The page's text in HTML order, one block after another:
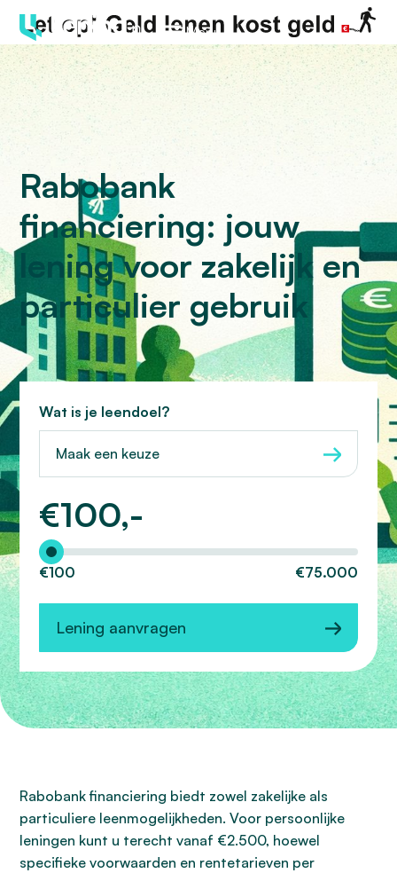
Menu
Rabobank
financiering: jouw
lening voor zakelijk en
particulier gebruik
Wat is je leendoel?
Maak een keuze
€100,-
Hoeveel wilt u lenen?
€100 €75.000
Lening aanvragen
Rabobank financiering biedt zowel zakelijke als
particuliere leenmogelijkheden. Voor persoonlijke
leningen kunt u terecht vanaf €2.500, hoewel
specifieke voorwaarden en rentetarieven per